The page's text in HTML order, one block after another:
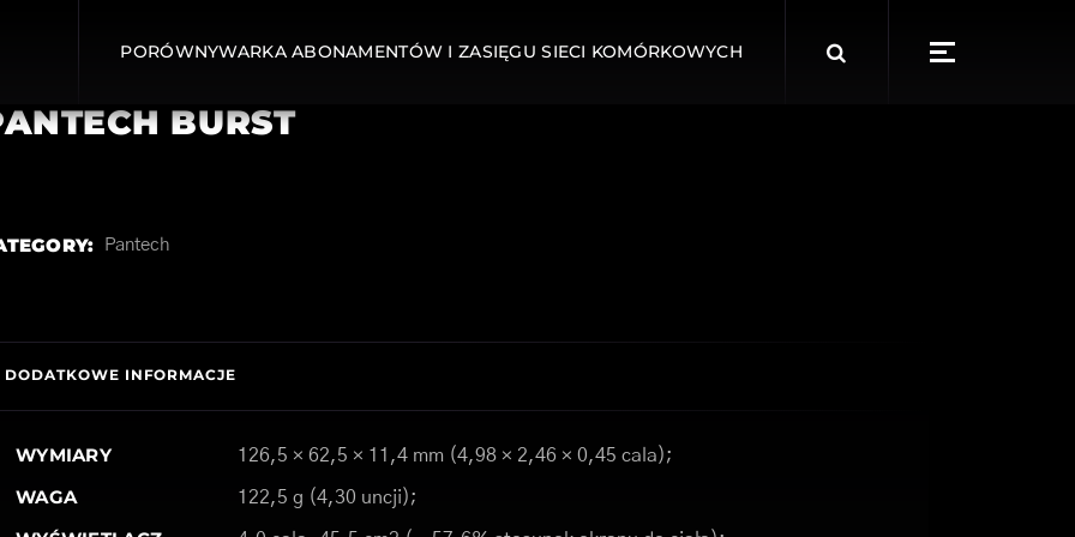
PORÓWNYWARKA ABONAMENTÓW I ZASIĘGU SIECI KOMÓRKOWYCH
for:
BURST
Pantech
DODATKOWE INFORMACJE
WYMIARY 126,5 × 62,5 × 11,4 mm (4,98 × 2,46 × 0,45 cala);
WAGA 122,5 g (4,30 uncji);